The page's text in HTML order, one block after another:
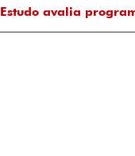
Estudo avalia